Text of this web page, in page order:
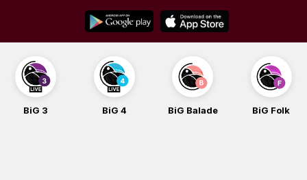
content
BiG 4 BiG Balade BiG Folk BiG iG